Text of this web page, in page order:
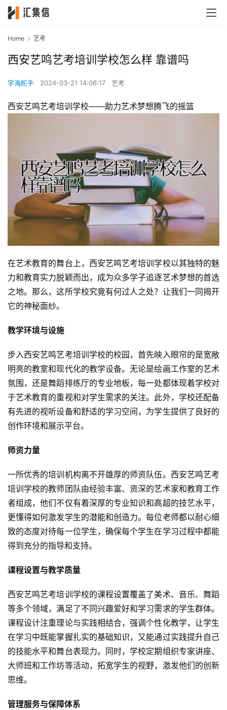
Home 艺考
西安艺鸣艺考培训学校怎么样 靠谱吗
学海舵手 2024-03-21 14:06:17 艺考
西安艺鸣艺考培训学校——助力艺术梦想腾飞的摇篮
在艺术教育的舞台上，西安艺鸣艺考培训学校以其独特的魅
力和教育实力脱颖而出，成为众多学子追逐艺术梦想的首选
之地。那么，这所学校究竟有何过人之处？让我们一同揭开
它的神秘面纱。
教学环境与设施
步入西安艺鸣艺考培训学校的校园，首先映入眼帘的是宽敞
明亮的教室和现代化的教学设备。无论是绘画工作室的艺术
氛围，还是舞蹈排练厅的专业地板，每一处都体现着学校对
于艺术教育的重视和对学生需求的关注。此外，学校还配备
有先进的视听设备和舒适的学习空间，为学生提供了良好的
创作环境和展示平台。
师资力量
一所优秀的培训机构离不开雄厚的师资队伍。西安艺鸣艺考
培训学校的教师团队由经验丰富、资深的艺术家和教育工作
者组成，他们不仅有着深厚的专业知识和高超的技艺水平，
更懂得如何激发学生的潜能和创造力。每位老师都以耐心细
致的态度对待每一位学生，确保每个学生在学习过程中都能
得到充分的指导和支持。
课程设置与教学质量
西安艺鸣艺考培训学校的课程设置覆盖了美术、音乐、舞蹈
等多个领域，满足了不同兴趣爱好和学习需求的学生群体。
课程设计注重理论与实践相结合，强调个性化教学，让学生
在学习中既能掌握扎实的基础知识，又能通过实践提升自己
的技能水平和舞台表现力。同时，学校定期组织专家讲座、
大师班和工作坊等活动，拓宽学生的视野，激发他们的创新
思维。
管理服务与保障体系